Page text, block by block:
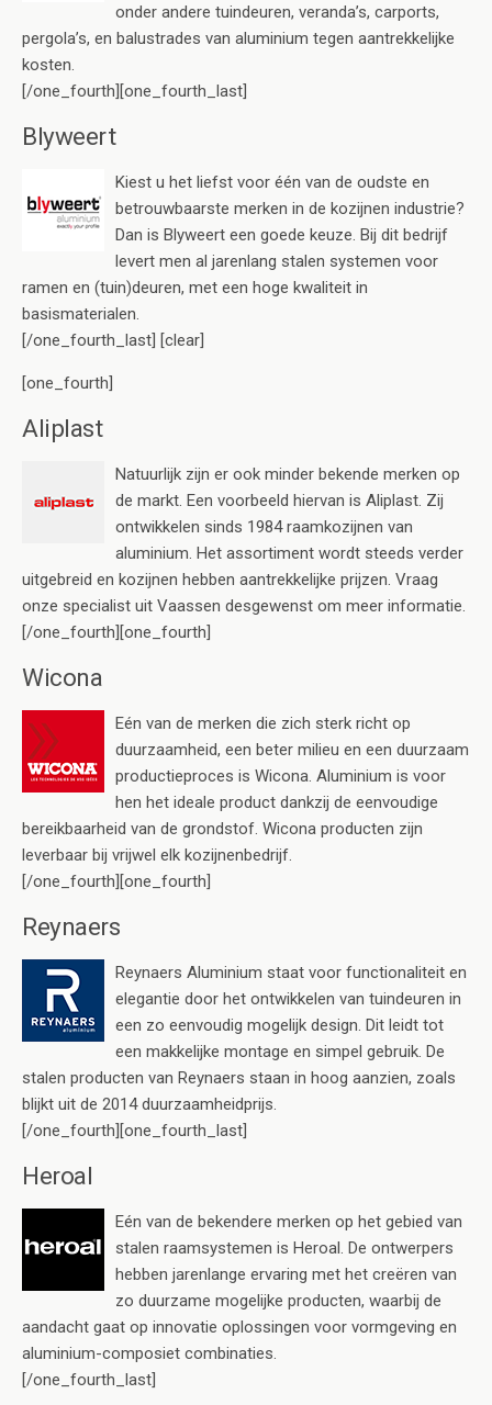
onder andere tuindeuren, veranda’s, carports,
pergola’s, en balustrades van aluminium tegen aantrekkelijke
kosten.
[/one_fourth][one_fourth_last]
Blyweert
Kiest u het liefst voor één van de oudste en
betrouwbaarste merken in de kozijnen industrie?
Dan is Blyweert een goede keuze. Bij dit bedrijf
levert men al jarenlang stalen systemen voor
ramen en (tuin)deuren, met een hoge kwaliteit in
basismaterialen.
[/one_fourth_last] [clear]
[one_fourth]
Aliplast
Natuurlijk zijn er ook minder bekende merken op
de markt. Een voorbeeld hiervan is Aliplast. Zij
ontwikkelen sinds 1984 raamkozijnen van
aluminium. Het assortiment wordt steeds verder
uitgebreid en kozijnen hebben aantrekkelijke prijzen. Vraag
onze specialist uit Vaassen desgewenst om meer informatie.
[/one_fourth][one_fourth]
Wicona
Eén van de merken die zich sterk richt op
duurzaamheid, een beter milieu en een duurzaam
productieproces is Wicona. Aluminium is voor
hen het ideale product dankzij de eenvoudige
bereikbaarheid van de grondstof. Wicona producten zijn
leverbaar bij vrijwel elk kozijnenbedrijf.
[/one_fourth][one_fourth]
Reynaers
Reynaers Aluminium staat voor functionaliteit en
elegantie door het ontwikkelen van tuindeuren in
een zo eenvoudig mogelijk design. Dit leidt tot
een makkelijke montage en simpel gebruik. De
stalen producten van Reynaers staan in hoog aanzien, zoals
blijkt uit de 2014 duurzaamheidprijs.
[/one_fourth][one_fourth_last]
Heroal
Eén van de bekendere merken op het gebied van
stalen raamsystemen is Heroal. De ontwerpers
hebben jarenlange ervaring met het creëren van
zo duurzame mogelijke producten, waarbij de
aandacht gaat op innovatie oplossingen voor vormgeving en
aluminium-composiet combinaties.
[/one_fourth_last]